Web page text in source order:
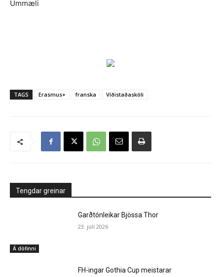
Ummæli
TAGS Erasmus+ franska Víðistaðaskóli
Tengdar greinar
Á döfinni
Garðtónleikar Bjössa Thor
23. júlí 2026
FH-ingar Gothia Cup meistarar